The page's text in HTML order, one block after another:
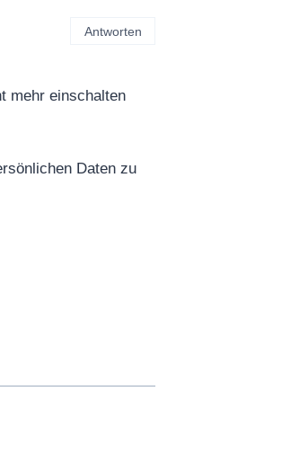
mehr einschalten
Daten zu
Antworten